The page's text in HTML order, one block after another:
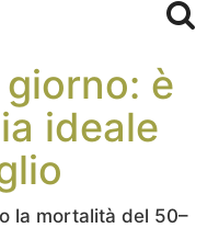
è
ideale
la mortalità del 50–